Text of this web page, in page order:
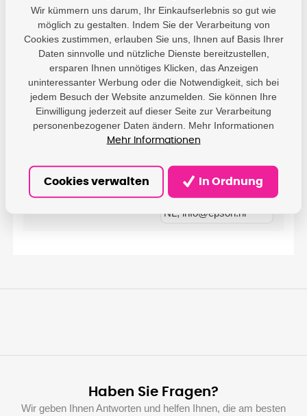
Barva: světle černá
Objem:25,9 ml
Producer
Epson - Epson Europe
B.V.; Hoogoorddreef 5,
1101 BA Amsterdam,
NL; info@epson.nl
Haben Sie Fragen?
Wir geben Ihnen Antworten und helfen Ihnen, die am besten
Wir kümmern uns darum, Ihr Einkaufserlebnis so gut wie
möglich zu gestalten. Indem Sie der Verarbeitung von
Cookies zustimmen, erlauben Sie uns, Ihnen auf Basis Ihrer
Daten sinnvolle und nützliche Dienste bereitzustellen,
ersparen Ihnen unnötiges Klicken, das Anzeigen
uninteressanter Werbung oder die Notwendigkeit, sich bei
jedem Besuch der Website anzumelden. Sie können Ihre
Einwilligung jederzeit auf dieser Seite zur Verarbeitung
personenbezogener Daten ändern. Mehr Informationen
Mehr Informationen
Cookies verwalten In Ordnung